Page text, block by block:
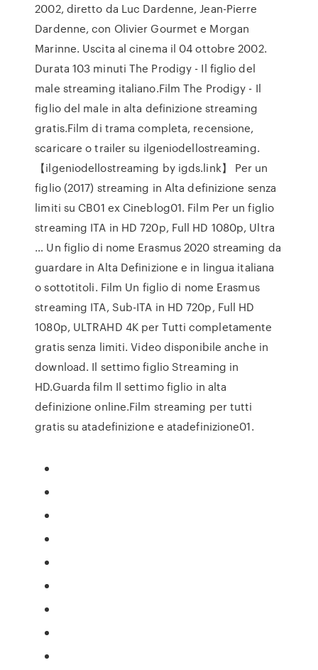
2002, diretto da Luc Dardenne, Jean-Pierre
Dardenne, con Olivier Gourmet e Morgan
Marinne. Uscita al cinema il 04 ottobre 2002.
Durata 103 minuti The Prodigy - Il figlio del
male streaming italiano.Film The Prodigy - Il
figlio del male in alta definizione streaming
gratis.Film di trama completa, recensione,
scaricare o trailer su ilgeniodellostreaming.
【ilgeniodellostreaming by igds.link】 Per un
figlio (2017) streaming in Alta definizione senza
limiti su CB01 ex Cineblog01. Film Per un figlio
streaming ITA in HD 720p, Full HD 1080p, Ultra
… Un figlio di nome Erasmus 2020 streaming da
guardare in Alta Definizione e in lingua italiana
o sottotitoli. Film Un figlio di nome Erasmus
streaming ITA, Sub-ITA in HD 720p, Full HD
1080p, ULTRAHD 4K per Tutti completamente
gratis senza limiti. Video disponibile anche in
download. Il settimo figlio Streaming in
HD.Guarda film Il settimo figlio in alta
definizione online.Film streaming per tutti
gratis su atadefinizione e atadefinizione01.